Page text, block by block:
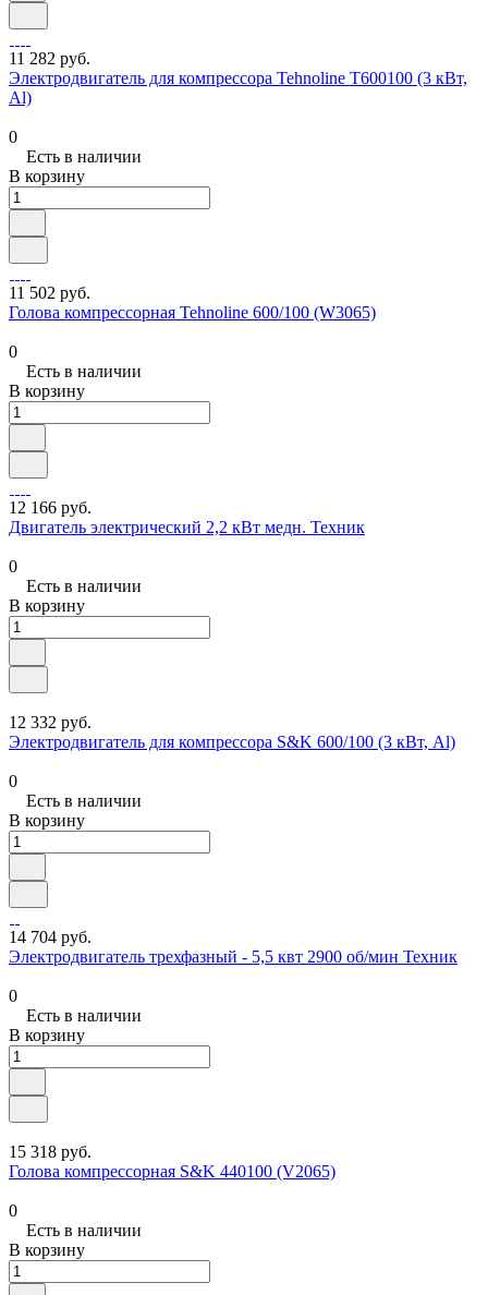
11 282 руб.
Электродвигатель для компрессора Tehnoline T600100 (3 кВт,
Al)
0
Есть в наличии
В корзину
11 502 руб.
Голова компрессорная Tehnoline 600/100 (W3065)
0
Есть в наличии
В корзину
12 166 руб.
Двигатель электрический 2,2 кВт медн. Техник
0
Есть в наличии
В корзину
12 332 руб.
Электродвигатель для компрессора S&K 600/100 (3 кВт, Al)
0
Есть в наличии
В корзину
14 704 руб.
Электродвигатель трехфазный - 5,5 квт 2900 об/мин Техник
0
Есть в наличии
В корзину
15 318 руб.
Голова компрессорная S&K 440100 (V2065)
0
Есть в наличии
В корзину